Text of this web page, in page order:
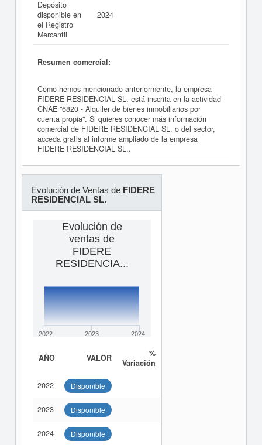
Depósito
disponible en
el Registro
Mercantil
2024
Resumen comercial:
Como hemos mencionado anteriormente, la empresa
FIDERE RESIDENCIAL SL. está inscrita en la actividad
CNAE "6820 - Alquiler de bienes inmobiliarios por
cuenta propia". Si quieres conocer más información
comercial de FIDERE RESIDENCIAL SL. o del sector,
acceda gratis al informe ampliado de la empresa
FIDERE RESIDENCIAL SL..
Evolución de Ventas de FIDERE
RESIDENCIAL SL.
Evolución de
ventas de
FIDERE
RESIDENCIA...
2022 2023 2024
AÑO VALOR
%
Variación
2022 Disponible
2023 Disponible
2024 Disponible